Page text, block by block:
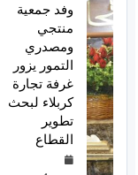
وفد جمعية
منتجي
ومصدري
التمور يزور
غرفة تجارة
كربلاء لبحث
تطوير
القطاع